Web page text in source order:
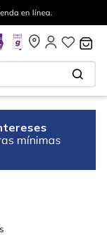
en línea.
mínimas